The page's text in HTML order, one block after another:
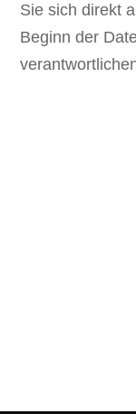
Sie sich direkt
Beginn der